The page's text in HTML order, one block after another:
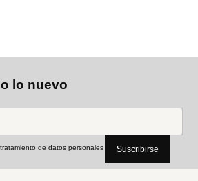
lo nuevo
de datos personales Suscribirse